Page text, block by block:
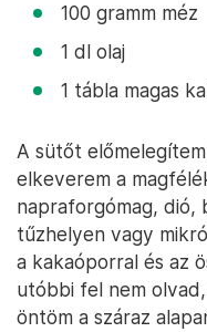
100 gramm méz
1 dl olaj
1 tábla magas
A sütőt
elkeverem a
napraforgómag, dió,
tűzhelyen vagy
a kakaóporral és az
utóbbi fel nem
öntöm a száraz